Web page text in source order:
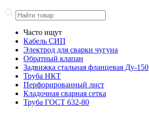
Часто ищут
Кабель СИП
Электрод для сварки чугуна
Обратный клапан
Задвижка стальная фланцевая Ду-150
Труба НКТ
Перфорированный лист
Кладочная сварная сетка
Труба ГОСТ 632-80